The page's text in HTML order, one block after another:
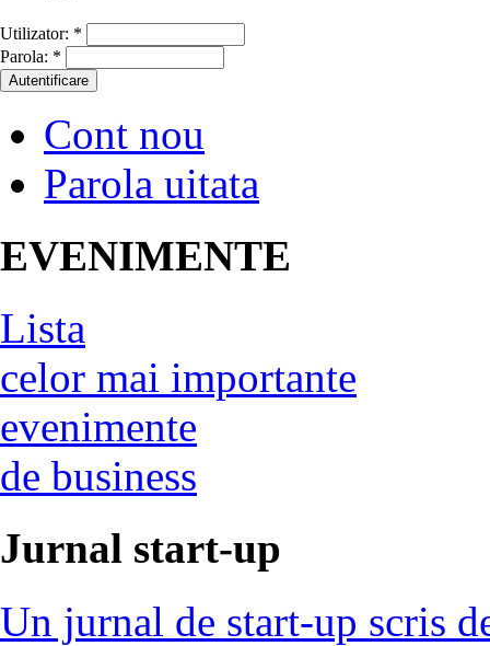
Utilizator: *
Parola: *
Cont nou
Parola uitata
EVENIMENTE
Lista
celor mai importante
evenimente
de business
Jurnal start-up
Un jurnal de start-up scris